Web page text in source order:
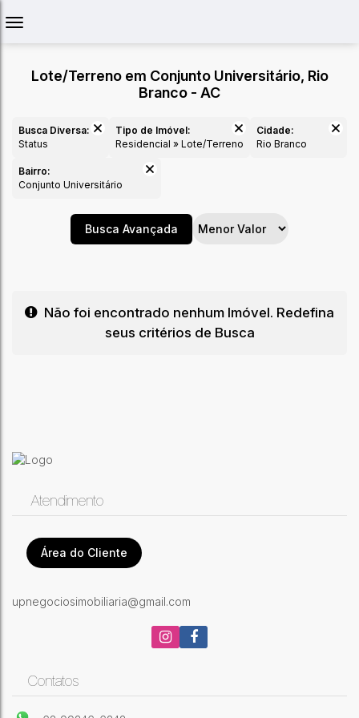
Lote/Terreno em Conjunto Universitário, Rio
Branco - AC
Busca Diversa:
Status
Tipo de Imóvel:
Residencial » Lote/Terreno
Cidade:
Rio Branco
Bairro:
Conjunto Universitário
Busca Avançada
Não foi encontrado nenhum Imóvel. Redefina
seus critérios de Busca
Atendimento
Área do Cliente
upnegociosimobiliaria@gmail.com
Contatos